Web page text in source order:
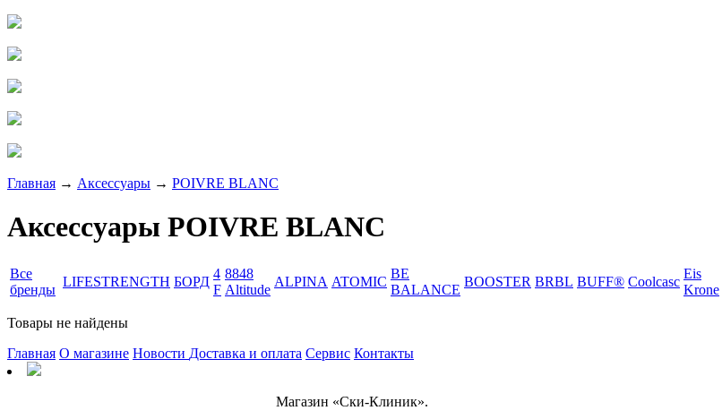
Главная → Аксессуары → POIVRE BLANC
Аксессуары POIVRE BLANC
Все
бренды
LIFESTRENGTH БОРД
4
F
8848
Altitude
ALPINA ATOMIC
BE
BALANCE
BOOSTER BRBL BUFF® Coolcasc
Eis
Krone
Товары не найдены
Главная О магазине Новости Доставка и оплата Сервис Контакты
Магазин «Ски-Клиник».